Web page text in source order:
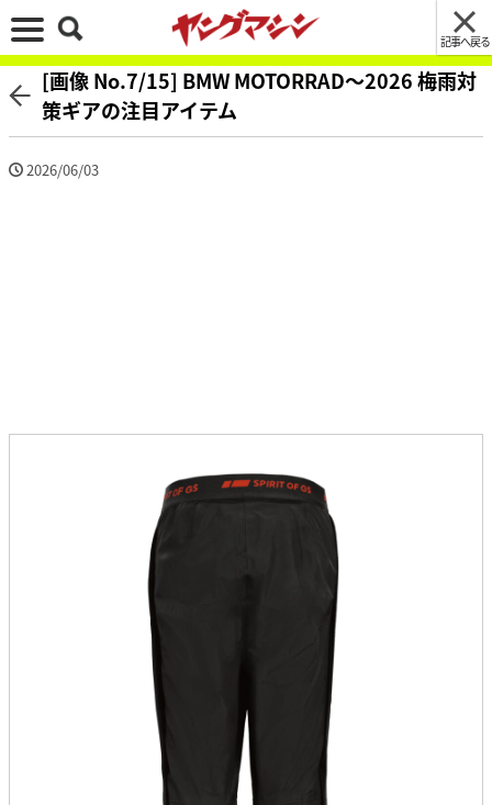
記事へ戻る
[画像 No.7/15] BMW MOTORRAD〜2026 梅雨対
策ギアの注目アイテム
2026/06/03